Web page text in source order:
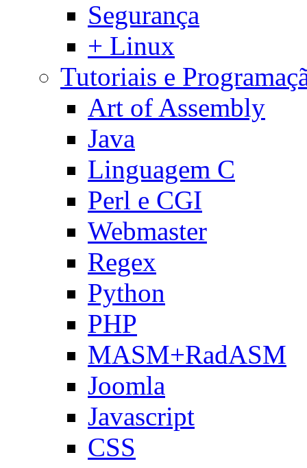
Segurança
+ Linux
Tutoriais e
Art of Assembly
Java
Linguagem C
Perl e CGI
Webmaster
Regex
Python
PHP
MASM+RadASM
Joomla
Javascript
CSS